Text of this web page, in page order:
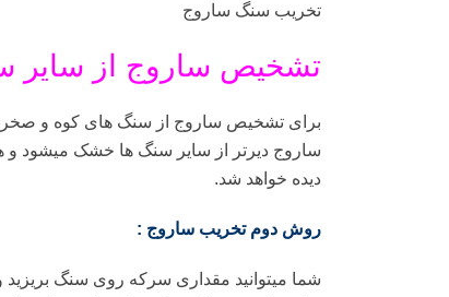
تخریب سنگ ساروج
تشخیص ساروج از سایر
برای تشخیص ساروج از سنگ های کوه و صخره
ساروج دیرتر از سایر سنگ ها خشک میشود و
دیده خواهد شد.
روش دوم تخریب ساروج :
شما میتوانید مقداری سرکه روی سنگ بریزید